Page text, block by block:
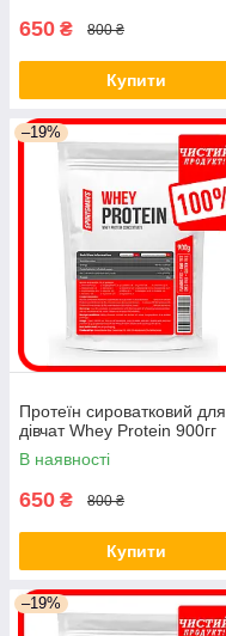
650 ₴ 800 ₴
Купити
–19%
Протеїн сироватковий для
дівчат Whey Protein 900гг
В наявності
650 ₴ 800 ₴
Купити
–19%